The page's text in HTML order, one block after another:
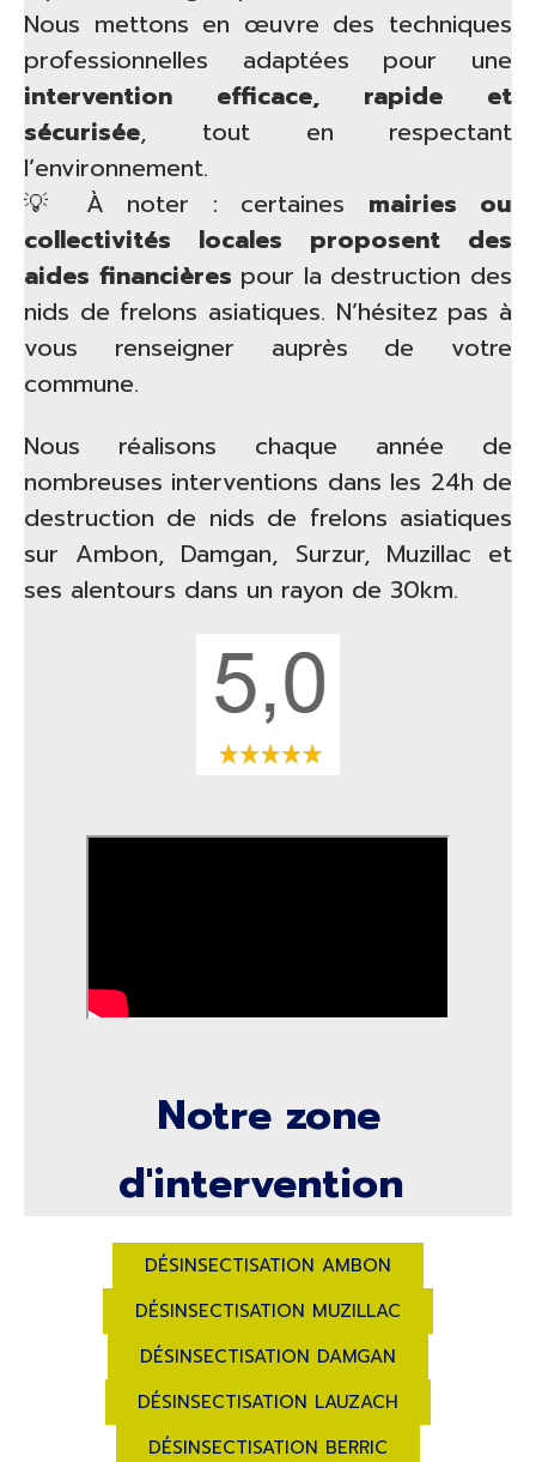
Nous mettons en œuvre des techniques
professionnelles adaptées pour une
intervention efficace, rapide et
sécurisée, tout en respectant
l’environnement.
💡 À noter : certaines mairies ou
collectivités locales proposent des
aides financières pour la destruction des
nids de frelons asiatiques. N’hésitez pas à
vous renseigner auprès de votre
commune.
Nous réalisons chaque année de
nombreuses interventions dans les 24h de
destruction de nids de frelons asiatiques
sur Ambon, Damgan, Surzur, Muzillac et
ses alentours dans un rayon de 30km.
Notre zone
d'intervention
DÉSINSECTISATION AMBON
DÉSINSECTISATION MUZILLAC
DÉSINSECTISATION DAMGAN
DÉSINSECTISATION LAUZACH
DÉSINSECTISATION BERRIC